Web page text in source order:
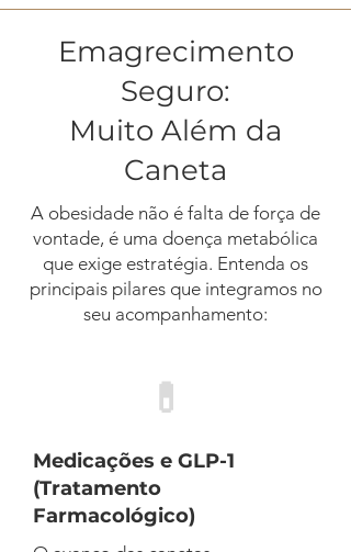
Emagrecimento
Seguro:
Muito Além da
Caneta
A obesidade não é falta de força de
vontade, é uma doença metabólica
que exige estratégia. Entenda os
principais pilares que integramos no
seu acompanhamento:
💊
Medicações e GLP-1
(Tratamento
Farmacológico)